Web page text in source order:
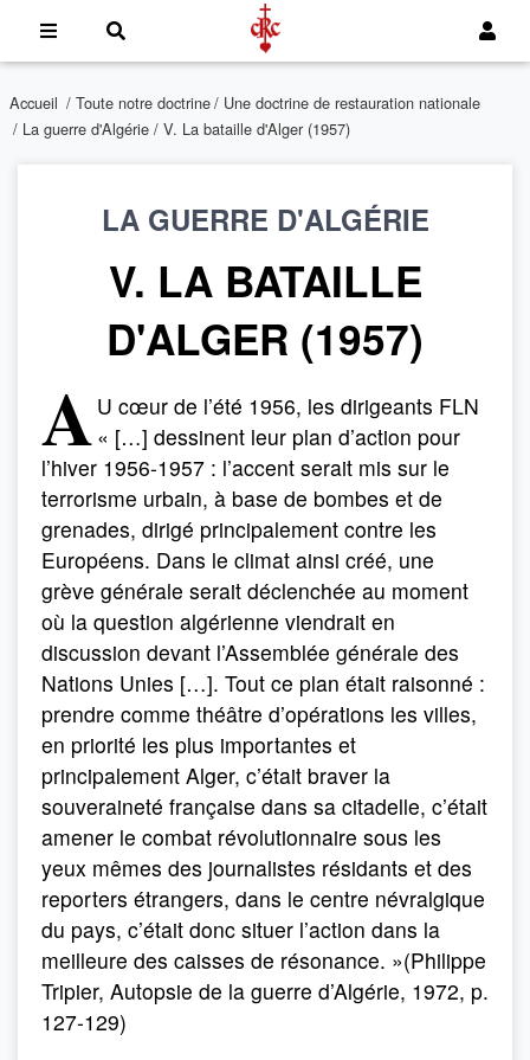
Accueil / Toute notre doctrine/ Une doctrine de restauration nationale
/ La guerre d'Algérie / V. La bataille d'Alger (1957)
LA GUERRE D'ALGÉRIE
V. LA BATAILLE
D'ALGER (1957)
A U cœur de l’été 1956, les dirigeants FLN
« […] dessinent leur plan d’action pour
l’hiver 1956-1957 : l’accent serait mis sur le
terrorisme urbain, à base de bombes et de
grenades, dirigé principalement contre les
Européens. Dans le climat ainsi créé, une
grève générale serait déclenchée au moment
où la question algérienne viendrait en
discussion devant l’Assemblée générale des
Nations Unies […]. Tout ce plan était raisonné :
prendre comme théâtre d’opérations les villes,
en priorité les plus importantes et
principalement Alger, c’était braver la
souveraineté française dans sa citadelle, c’était
amener le combat révolutionnaire sous les
yeux mêmes des journalistes résidants et des
reporters étrangers, dans le centre névralgique
du pays, c’était donc situer l’action dans la
meilleure des caisses de résonance. »(Philippe
Tripier, Autopsie de la guerre d’Algérie, 1972, p.
127-129)